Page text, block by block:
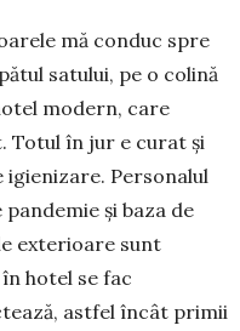
mă con­duc spre
sa­tului, pe o colină
modern, care
Totul în jur e curat și
Personalul
și baza de
exterioare sunt
hotel se fac
astfel încât primii